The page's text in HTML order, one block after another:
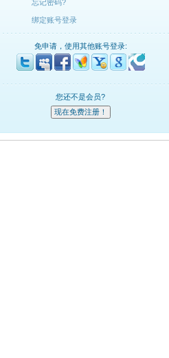
忘记密码?
绑定账号登录
免申请，使用其他账号登录:
您还不是会员?